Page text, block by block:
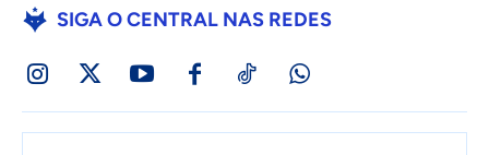
SIGA O CENTRAL NAS REDES